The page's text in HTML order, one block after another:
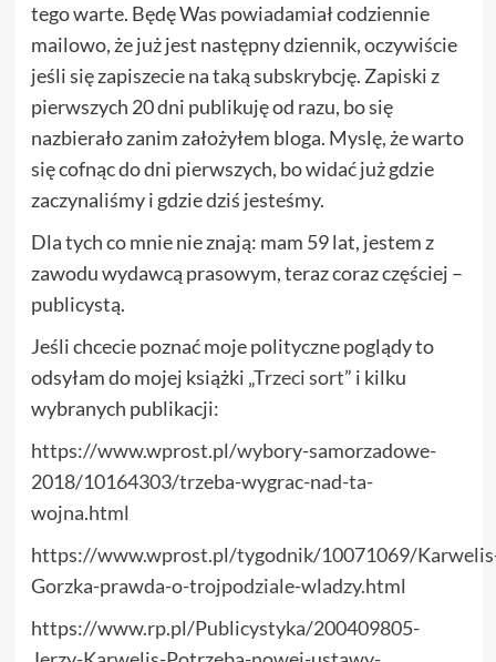
tego warte. Będę Was powiadamiał codziennie
mailowo, że już jest następny dziennik, oczywiście
jeśli się zapiszecie na taką subskrybcję. Zapiski z
pierwszych 20 dni publikuję od razu, bo się
nazbierało zanim założyłem bloga. Myslę, że warto
się cofnąc do dni pierwszych, bo widać już gdzie
zaczynaliśmy i gdzie dziś jesteśmy.
Dla tych co mnie nie znają: mam 59 lat, jestem z
zawodu wydawcą prasowym, teraz coraz częściej –
publicystą.
Jeśli chcecie poznać moje polityczne poglądy to
odsyłam do mojej książki „Trzeci sort” i kilku
wybranych publikacji:
https://www.wprost.pl/wybory-samorzadowe-
2018/10164303/trzeba-wygrac-nad-ta-
wojna.html
https://www.wprost.pl/tygodnik/10071069/
Gorzka-prawda-o-trojpodziale-wladzy.html
https://www.rp.pl/Publicystyka/200409805-